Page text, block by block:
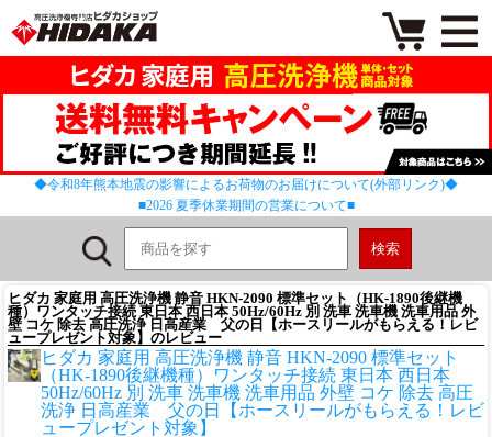
◆令和8年熊本地震の影響によるお荷物のお届けについて(外部リンク)◆
■2026 夏季休業期間の営業について■
ヒダカ 家庭用 高圧洗浄機 静音 HKN-2090 標準セット（HK-1890後継機
種）ワンタッチ接続 東日本 西日本 50Hz/60Hz 別 洗車 洗車機 洗車用品 外
壁 コケ 除去 高圧洗浄 日高産業 父の日【ホースリールがもらえる！レビ
ュープレゼント対象】のレビュー
ヒダカ 家庭用 高圧洗浄機 静音 HKN-2090 標準セット
（HK-1890後継機種）ワンタッチ接続 東日本 西日本
50Hz/60Hz 別 洗車 洗車機 洗車用品 外壁 コケ 除去 高圧
洗浄 日高産業 父の日【ホースリールがもらえる！レビ
ュープレゼント対象】